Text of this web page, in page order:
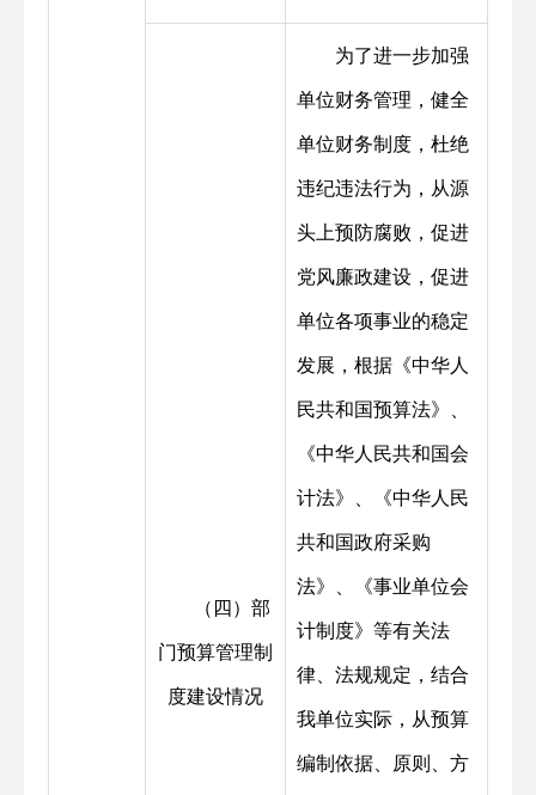
（四）部
门预算管理制
度建设情况
为了进一步加强
单位财务管理，健全
单位财务制度，杜绝
违纪违法行为，从源
头上预防腐败，促进
党风廉政建设，促进
单位各项事业的稳定
发展，根据《中华人
民共和国预算法》、
《中华人民共和国会
计法》、《中华人民
共和国政府采购
法》、《事业单位会
计制度》等有关法
律、法规规定，结合
我单位实际，从预算
编制依据、原则、方